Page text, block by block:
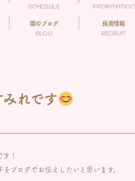
SCHEDULE
INFORMATION
園のブログ
BLOG
採用情報
RECRUIT
れです
！
ブログでお伝えしたいと思います。